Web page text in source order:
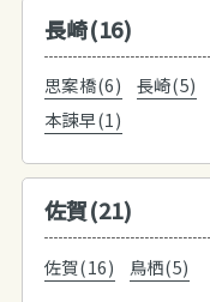
長崎(16)
思案橋(6) 長崎(5)
本諫早(1)
佐賀(21)
佐賀(16) 鳥栖(5)